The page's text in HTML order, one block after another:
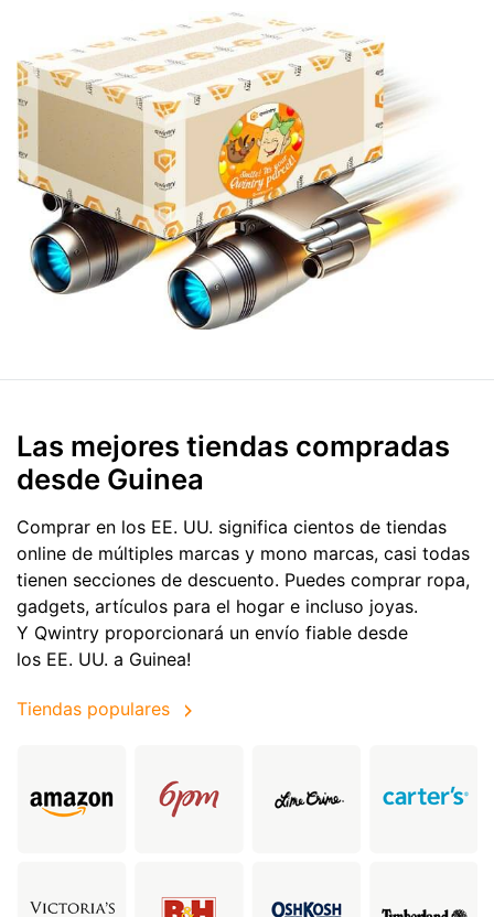
Las mejores tiendas compradas
desde Guinea
Comprar en los EE. UU. significa cientos de tiendas
online de múltiples marcas y mono marcas, casi todas
tienen secciones de descuento. Puedes comprar ropa,
gadgets, artículos para el hogar e incluso joyas.
Y Qwintry proporcionará un envío fiable desde
los EE. UU. a Guinea!
Tiendas populares